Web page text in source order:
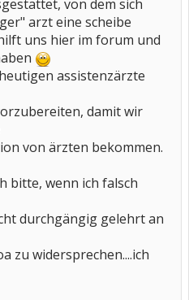
von dem sich
arzt eine scheibe
uns hier im forum und
assistenzärzte
damit wir
von ärzten bekommen.
bitte, wenn ich falsch
durchgängig gelehrt an
zu widersprechen....ich